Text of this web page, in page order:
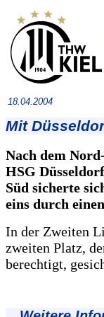
18.04.2004
Mit
Nach dem
HSG
Süd sicherte
eins durch
In der Zweiten
zweiten Platz,
berechtigt,